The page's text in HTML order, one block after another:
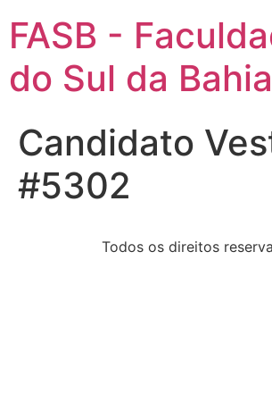
FASB -
do Sul da Bahia
Candidato
#5302
Todos os direitos